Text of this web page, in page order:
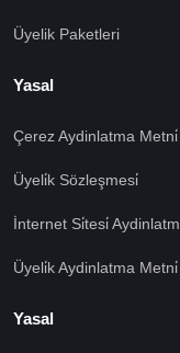
Üyelik Paketleri
Yasal
Çerez Aydinlatma Metni̇
Üyeli̇k Sözleşmesi̇
İnternet Si̇tesi̇
Üyeli̇k Aydinlatma Metni̇
Yasal